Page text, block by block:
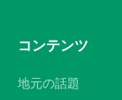
コンテンツ
地元の話題